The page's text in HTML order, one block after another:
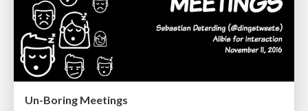
Un-Boring Meetings